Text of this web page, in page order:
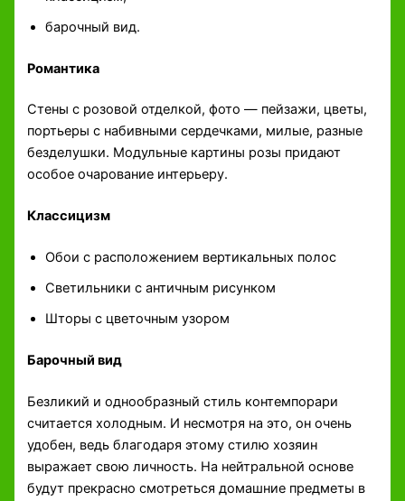
барочный вид.
Романтика
Стены с розовой отделкой, фото — пейзажи, цветы,
портьеры с набивными сердечками, милые, разные
безделушки. Модульные картины розы придают
особое очарование интерьеру.
Классицизм
Обои с расположением вертикальных полос
Светильники с античным рисунком
Шторы с цветочным узором
Барочный вид
Безликий и однообразный стиль контемпорари
считается холодным. И несмотря на это, он очень
удобен, ведь благодаря этому стилю хозяин
выражает свою личность. На нейтральной основе
будут прекрасно смотреться домашние предметы в